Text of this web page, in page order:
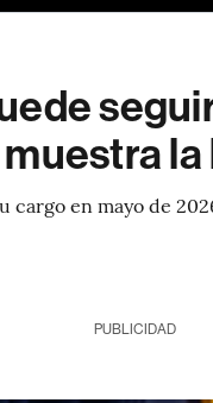
cargo en mayo de
PUBLICIDAD